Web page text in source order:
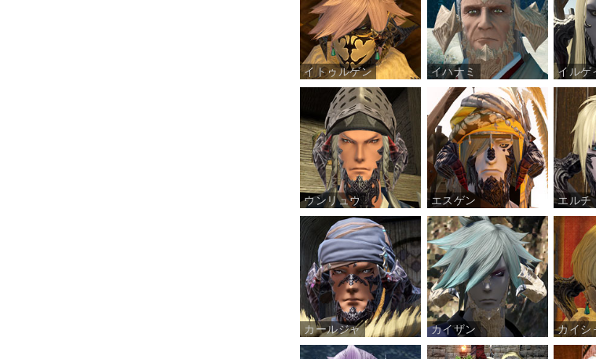
イトゥルゲン イハナミ イルゲ
ウンリュウ エスゲン エルチ
カールジャ カイザン カイシ